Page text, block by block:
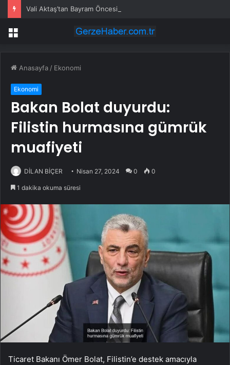
Vali Aktaş’tan Bayram Öncesi Denetim Ziyareti
Menü
Anasayfa / Ekonomi
Ekonomi
Bakan Bolat duyurdu:
Filistin hurmasına gümrük
muafiyeti
DİLAN BİÇER Nisan 27, 2024 0 0
1 dakika okuma süresi
Ticaret Bakanı Ömer Bolat, Filistin’e destek amacıyla